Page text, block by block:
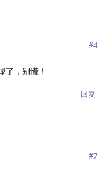
#4
了，别慌！
回复
#7